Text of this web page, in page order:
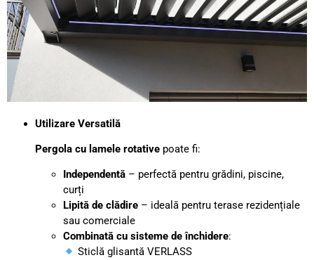
Utilizare Versatilă
Pergola cu lamele rotative poate fi:
Independentă – perfectă pentru grădini, piscine,
curți
Lipită de clădire – ideală pentru terase rezidențiale
sau comerciale
Combinată cu sisteme de închidere:
Sticlă glisantă VERLASS